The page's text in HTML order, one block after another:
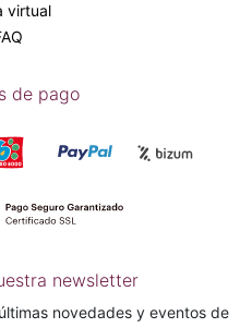
virtual
de pago
newsletter
novedades y eventos de